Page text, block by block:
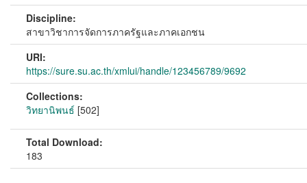
Discipline:
สาขาวิชาการจัดการภาครัฐและภาคเอกชน
URI:
https://sure.su.ac.th/xmlui/handle/123456789/9692
Collections:
วิทยานิพนธ์ [502]
Total Download:
183